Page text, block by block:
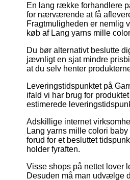
En lang række forhandlere
for nærværende at få
Fragtmuligheden er nemlig
køb af Lang yarns mille
Du bør alternativt beslutte
jævnligt en sjat mindre
at du selv henter
Leveringstidspunktet på
ifald vi har brug for
estimerede
Adskillige internet
Lang yarns mille colori
forud for et besluttet
holder fyraften.
Visse shops på nettet lover
Desuden må man udvælge